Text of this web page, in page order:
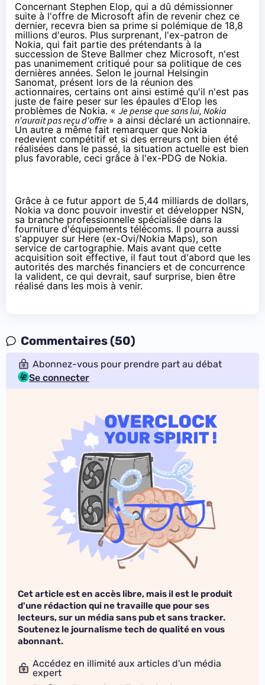
Concernant Stephen Elop, qui a dû démissionner
suite à l'offre de Microsoft afin de revenir chez ce
dernier, recevra bien sa prime si polémique de 18,8
millions d'euros. Plus surprenant, l'ex-patron de
Nokia, qui fait partie des prétendants à la
succession de Steve Ballmer chez Microsoft, n'est
pas unanimement critiqué pour sa politique de ces
dernières années. Selon le journal Helsingin
Sanomat, présent lors de la réunion des
actionnaires, certains ont ainsi estimé qu'il n'est pas
juste de faire peser sur les épaules d'Elop les
problèmes de Nokia. « Je pense que sans lui, Nokia
n'aurait pas reçu d'offre » a ainsi déclaré un actionnaire.
Un autre a même fait remarquer que Nokia
redevient compétitif et si des erreurs ont bien été
réalisées dans le passé, la situation actuelle est bien
plus favorable, ceci grâce à l'ex-PDG de Nokia.
Grâce à ce futur apport de 5,44 milliards de dollars,
Nokia va donc pouvoir investir et développer NSN,
sa branche professionnelle spécialisée dans la
fourniture d'équipements télécoms. Il pourra aussi
s'appuyer sur Here (ex-Ovi/Nokia Maps), son
service de cartographie. Mais avant que cette
acquisition soit effective, il faut tout d'abord que les
autorités des marchés financiers et de concurrence
la valident, ce qui devrait, sauf surprise, bien être
réalisé dans les mois à venir.
Commentaires (50)
Abonnez-vous pour prendre part au débat
Se connecter
Cet article est en accès libre, mais il est le produit
d'une rédaction qui ne travaille que pour ses
lecteurs, sur un média sans pub et sans tracker.
Soutenez le journalisme tech de qualité en vous
abonnant.
Accédez en illimité aux articles d'un média
expert